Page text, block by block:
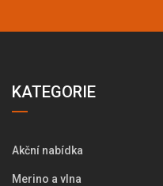
KATEGORIE
Akční nabídka
Merino a vlna